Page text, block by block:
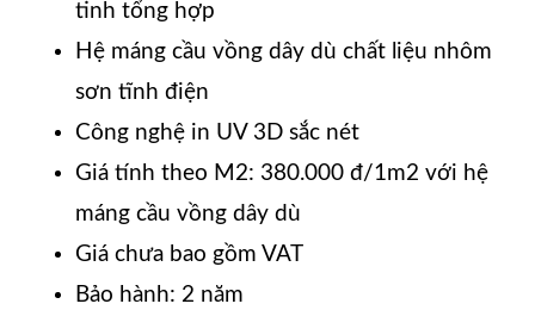
tinh tổng hợp
Hệ máng cầu vồng dây dù chất liệu nhôm
sơn tĩnh điện
Công nghệ in UV 3D sắc nét
Giá tính theo M2: 380.000 đ/1m2 với hệ
máng cầu vồng dây dù
Giá chưa bao gồm VAT
Bảo hành: 2 năm